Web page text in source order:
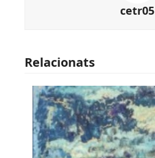
cetr05
Relacionats